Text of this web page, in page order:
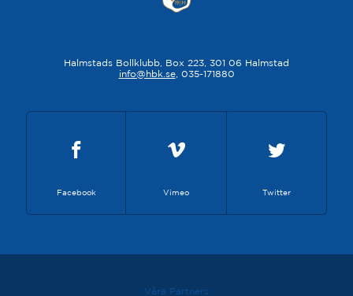
Halmstads Bollklubb, Box 223, 301 06 Halmstad
info@hbk.se, 035-171880
Facebook Vimeo Twitter
Våra Partners